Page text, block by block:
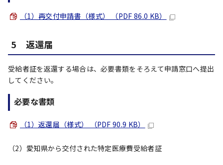
（1）再交付申請書（様式） （PDF 86.0 KB）
5 返還届
受給者証を返還する場合は、必要書類をそろえて申請窓口へ提出
してください。
必要な書類
（1）返還届（様式） （PDF 90.9 KB）
（2）愛知県から交付された特定医療費受給者証